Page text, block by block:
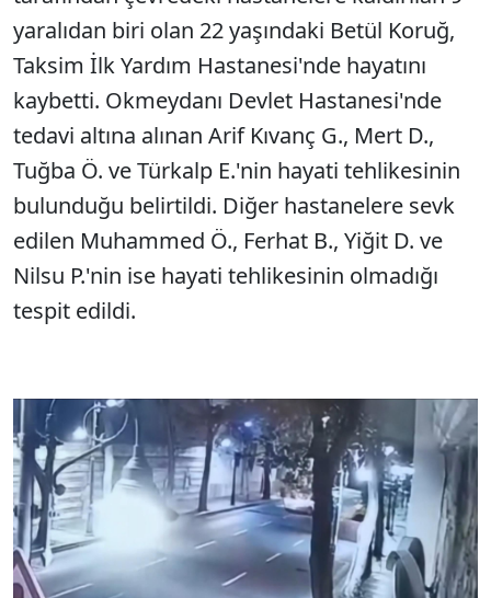
yaralıdan biri olan 22 yaşındaki Betül Koruğ,
Taksim İlk Yardım Hastanesi'nde hayatını
kaybetti. Okmeydanı Devlet Hastanesi'nde
tedavi altına alınan Arif Kıvanç G., Mert D.,
Tuğba Ö. ve Türkalp E.'nin hayati tehlikesinin
bulunduğu belirtildi. Diğer hastanelere sevk
edilen Muhammed Ö., Ferhat B., Yiğit D. ve
Nilsu P.'nin ise hayati tehlikesinin olmadığı
tespit edildi.